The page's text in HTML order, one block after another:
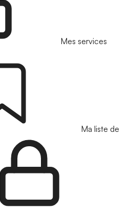
Mes services
Ma liste de